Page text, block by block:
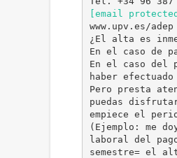
[email
www.upv.es/adep
¿El alta es
En el caso de
En el caso del
haber
Pero presta
puedas
empiece el
(Ejemplo: me
laboral del
semestre= el